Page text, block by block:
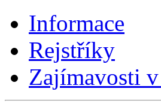
Informace
Rejstříky
Zajímavosti